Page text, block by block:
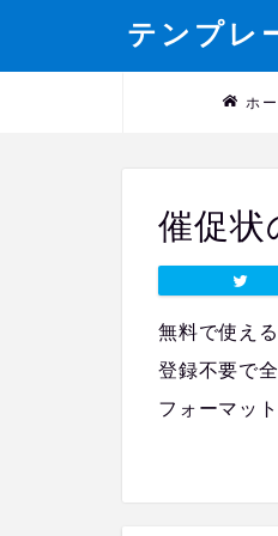
テンプレ
ホ
催促状
無料で使える
登録不要で
フォーマッ